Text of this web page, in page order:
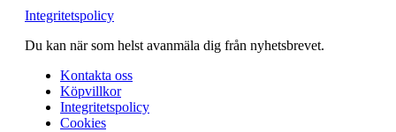
Integritetspolicy
Du kan när som helst avanmäla dig från nyhetsbrevet.
Kontakta oss
Köpvillkor
Integritetspolicy
Cookies